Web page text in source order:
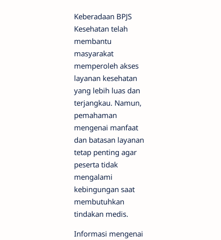
Keberadaan BPJS
Kesehatan telah
membantu
masyarakat
memperoleh akses
layanan kesehatan
yang lebih luas dan
terjangkau. Namun,
pemahaman
mengenai manfaat
dan batasan layanan
tetap penting agar
peserta tidak
mengalami
kebingungan saat
membutuhkan
tindakan medis.
Informasi mengenai